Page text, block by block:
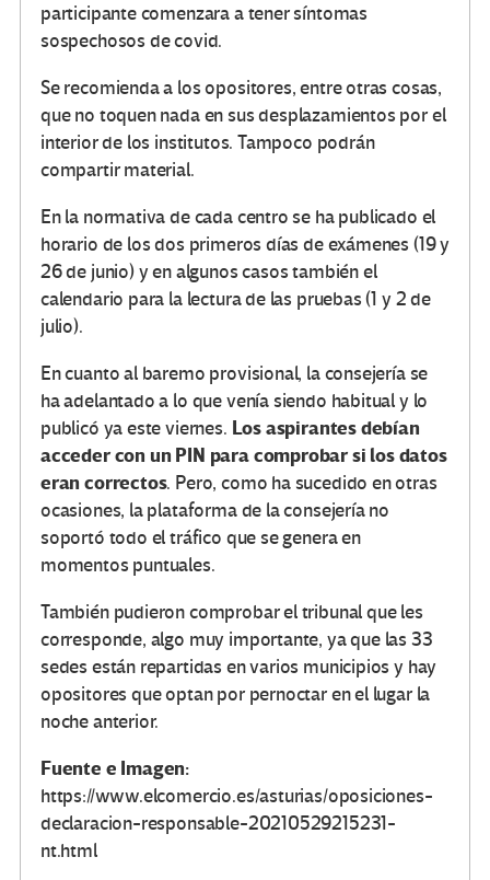
participante comenzara a tener síntomas
sospechosos de covid.
Se recomienda a los opositores, entre otras cosas,
que no toquen nada en sus desplazamientos por el
interior de los institutos. Tampoco podrán
compartir material.
En la normativa de cada centro se ha publicado el
horario de los dos primeros días de exámenes (19 y
26 de junio) y en algunos casos también el
calendario para la lectura de las pruebas (1 y 2 de
julio).
En cuanto al baremo provisional, la consejería se
ha adelantado a lo que venía siendo habitual y lo
publicó ya este viernes. Los aspirantes debían
acceder con un PIN para comprobar si los datos
eran correctos. Pero, como ha sucedido en otras
ocasiones, la plataforma de la consejería no
soportó todo el tráfico que se genera en
momentos puntuales.
También pudieron comprobar el tribunal que les
corresponde, algo muy importante, ya que las 33
sedes están repartidas en varios municipios y hay
opositores que optan por pernoctar en el lugar la
noche anterior.
Fuente e Imagen:
https://www.elcomercio.es/asturias/oposiciones-
declaracion-responsable-20210529215231-
nt.html